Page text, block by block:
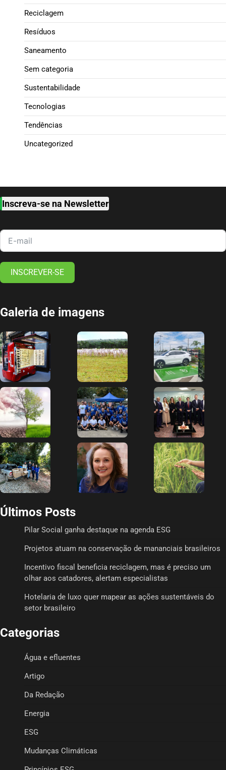
Reciclagem
Resíduos
Saneamento
Sem categoria
Sustentabilidade
Tecnologias
Tendências
Uncategorized
Inscreva-se na Newsletter
INSCREVER-SE
Galeria de imagens
Últimos Posts
Pilar Social ganha destaque na agenda ESG
Projetos atuam na conservação de mananciais brasileiros
Incentivo fiscal beneficia reciclagem, mas é preciso um
olhar aos catadores, alertam especialistas
Hotelaria de luxo quer mapear as ações sustentáveis do
setor brasileiro
Categorias
Água e efluentes
Artigo
Da Redação
Energia
ESG
Mudanças Climáticas